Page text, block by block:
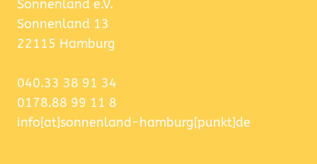
Sonnenland e.V.
Sonnenland 13
22115 Hamburg
040.33 38 91 34
0178.88 99 11 8
info[at]sonnenland-hamburg[punkt]de